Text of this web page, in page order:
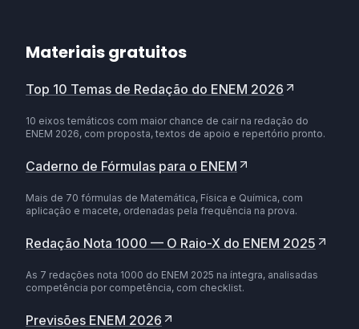
Materiais gratuitos
Top 10 Temas de Redação do ENEM 2026
10 eixos temáticos com maior chance de cair na redação do
ENEM 2026, com proposta, textos de apoio e repertório pronto.
Caderno de Fórmulas para o ENEM
Mais de 70 fórmulas de Matemática, Física e Química, com
aplicação e macete, ordenadas pela frequência na prova.
Redação Nota 1000 — O Raio-X do ENEM 2025
As 7 redações nota 1000 do ENEM 2025 na íntegra, analisadas
competência por competência, com checklist.
Previsões ENEM 2026